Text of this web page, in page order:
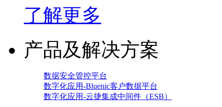
了解更多
产品及解决方案
数据安全管控平台
数字化应用-Bluenic客户数据平台
数字化应用-云捷集成中间件（ESB）